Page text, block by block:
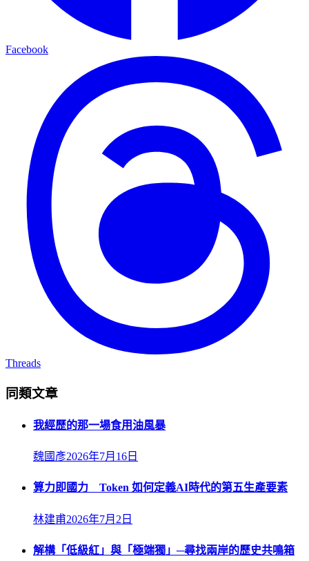
Facebook
Threads
同類文章
我經歷的那一場食用油風暴
魏國彥2026年7月16日
算力即國力 Token 如何定義AI時代的第五生產要素
林建甫2026年7月2日
解構「低級紅」與「極端獨」─尋找兩岸的歷史共鳴箱